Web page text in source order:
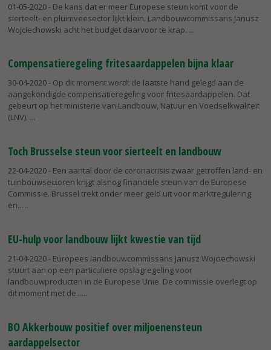
01-05-2020- De kans dat er meer Europese steun komt voor de
sierteelt- en pluimveesector lijkt klein. Landbouwcommissaris Janusz
Wojciechowski acht het budget daarvoor te krap.
Compensatieregeling fritesaardappelen bijna klaar
30-04-2020- Op dit moment wordt de laatste hand gelegd aan de
aangekondigde compensatieregeling voor fritesaardappelen. Dat
gebeurt op het ministerie van Landbouw, Natuur en Voedselkwaliteit
(LNV).
Toch Brusselse steun voor sierteelt en landbouw
22-04-2020- Een aantal door de coronacrisis zwaar getroffen land- en
tuinbouwsectoren krijgt alsnog financiële steun van de Europese
Commissie. Brussel trekt onder meer geld uit voor marktregulering
en...
EU-hulp voor landbouw lijkt kwestie van tijd
21-04-2020- Europees landbouwcommissaris Janusz Wojciechowski
stuurt aan op een particuliere opslagregeling voor
landbouwproducten in de Europese Unie. De commissie overlegt op
dit moment met de...
BO Akkerbouw positief over miljoenensteun
aardappelsector